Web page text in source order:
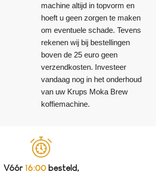
machine altijd in topvorm en
hoeft u geen zorgen te maken
om eventuele schade. Tevens
rekenen wij bij bestellingen
boven de 25 euro geen
verzendkosten. Investeer
vandaag nog in het onderhoud
van uw Krups Moka Brew
koffiemachine.
Vóór 16:00besteld,